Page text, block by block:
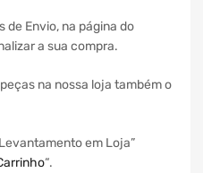
de Envio, na página do
a sua compra.
na nossa loja também o
em Loja”
“.